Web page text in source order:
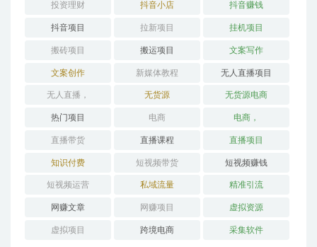
投资理财 抖音小店 抖音赚钱
抖音项目 拉新项目 挂机项目
搬砖项目 搬运项目 文案写作
文案创作 新媒体教程 无人直播项目
无人直播， 无货源 无货源电商
热门项目 电商 电商，
直播带货 直播课程 直播项目
知识付费 短视频带货 短视频赚钱
短视频运营 私域流量 精准引流
网赚文章 网赚项目 虚拟资源
虚拟项目 跨境电商 采集软件